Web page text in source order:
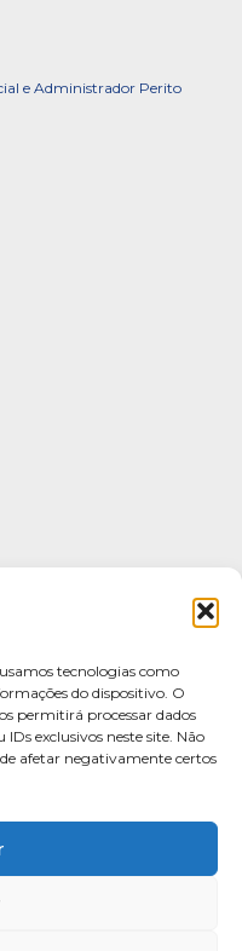
tecnologias como
do dispositivo. O
permitirá processar dados
exclusivos neste site. Não
afetar negativamente certos
e Administrador Perito